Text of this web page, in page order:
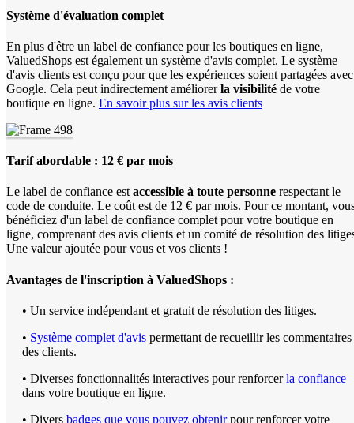
Système d'évaluation complet
En plus d'être un label de confiance pour les boutiques en ligne,
ValuedShops est également un système d'avis complet. Le système
d'avis clients est conçu pour que les expériences soient partagées avec
Google. Cela peut indirectement améliorerla visibilité de votre
boutique en ligne. En savoir plus sur les avis clients
Tarif abordable : 12 € par mois
Le label de confiance est accessible à toute personne respectant le
code de conduite. Le coût est de 12 € par mois. Pour ce montant,
bénéficiez d'un label de confiance complet pour votre boutique en
ligne, comprenant des avis clients et un comité de résolution des
Une valeur ajoutée pour vous et vos clients !
Avantages de l'inscription à ValuedShops :
• Un service indépendant et gratuit de résolution des litiges.
• Système complet d'avis permettant de recueillir les commentaires
des clients.
• Diverses fonctionnalités interactives pour renforcerla confiance
dans votre boutique en ligne.
• Divers badges que vous pouvez obtenirpour renforcer votre